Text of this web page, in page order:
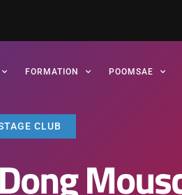
FORMATION POOMSAE
CLUB